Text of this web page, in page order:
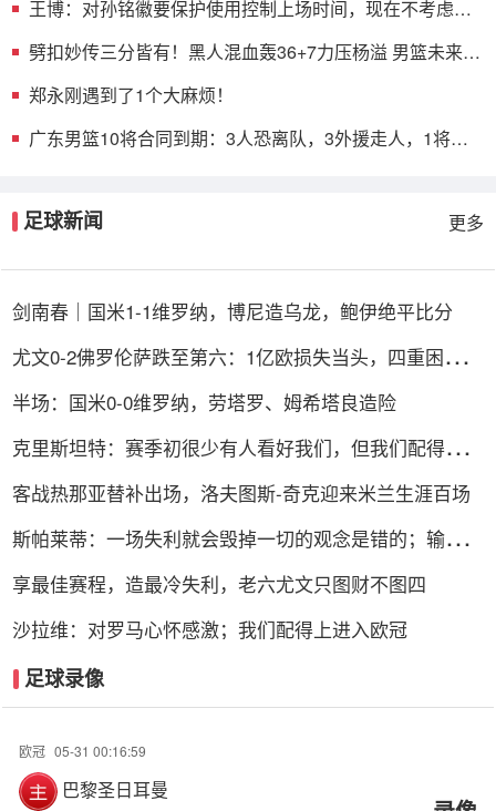
王博：对孙铭徽要保护使用控制上场时间，现在不考虑总
劈扣妙传三分皆有！黑人混血轰36+7力压杨溢 男篮未来十
郑永刚遇到了1个大麻烦！
广东男篮10将合同到期：3人恐离队，3外援走人，1将或
足球新闻 更多
剑南春｜国米1-1维罗纳，博尼造乌龙，鲍伊绝平比分
尤文0-2佛罗伦萨跌至第六：1亿欧损失当头，四重困局谁
半场：国米0-0维罗纳，劳塔罗、姆希塔良造险
克里斯坦特：赛季初很少有人看好我们，但我们配得上进
客战热那亚替补出场，洛夫图斯-奇克迎来米兰生涯百场
斯帕莱蒂：一场失利就会毁掉一切的观念是错的；输球责
享最佳赛程，造最冷失利，老六尤文只图财不图四
沙拉维：对罗马心怀感激；我们配得上进入欧冠
足球录像
欧冠 05-31 00:16:59
巴黎圣日耳曼